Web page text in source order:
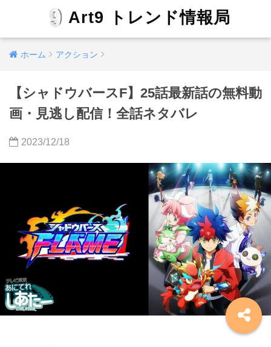
Art9 トレンド情報局
ホーム アクション
【シャドウバースF】25話最新話の無料動
画・見逃し配信！全話ネタバレ
2023/12/18